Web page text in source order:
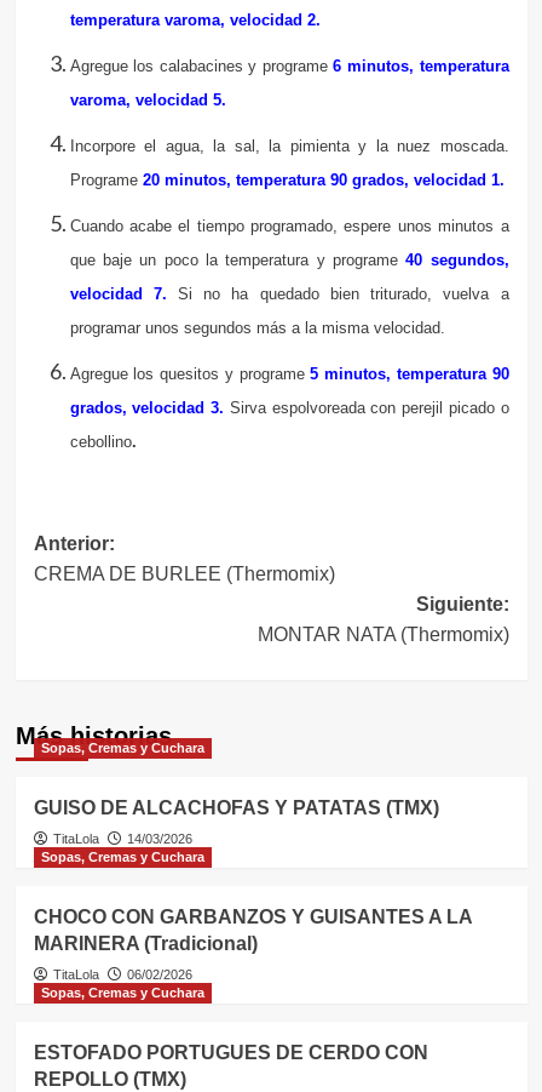
temperatura varoma, velocidad 2.
Agregue los calabacines y programe6 minutos, temperatura
varoma, velocidad 5.
Incorpore el agua, la sal, la pimienta y la nuez moscada.
Programe 20 minutos, temperatura 90 grados, velocidad 1.
Cuando acabe el tiempo programado, espere unos minutos a
que baje un poco la temperatura y programe40 segundos,
velocidad 7. Si no ha quedado bien triturado, vuelva a
programar unos segundos más a la misma velocidad.
Agregue los quesitos y programe5 minutos, temperatura 90
grados, velocidad 3. Sirva espolvoreada con perejil picado o
cebollino.
Navegación
de
Anterior:
CREMA DE BURLEE (Thermomix)
Siguiente:
MONTAR NATA (Thermomix)
Más historias
Sopas, Cremas y Cuchara
GUISO DE ALCACHOFAS Y PATATAS (TMX)
TitaLola
14/03/2026
Sopas, Cremas y Cuchara
CHOCO CON GARBANZOS Y GUISANTES A LA
MARINERA (Tradicional)
TitaLola
06/02/2026
Sopas, Cremas y Cuchara
ESTOFADO PORTUGUES DE CERDO CON
REPOLLO (TMX)